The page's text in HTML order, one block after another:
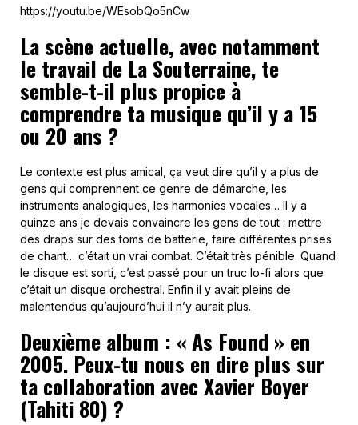
https://youtu.be/WEsobQo5nCw
La scène actuelle, avec notamment
le travail de La Souterraine, te
semble-t-il plus propice à
comprendre ta musique qu’il y a 15
ou 20 ans ?
Le contexte est plus amical, ça veut dire qu’il y a plus de
gens qui comprennent ce genre de démarche, les
instruments analogiques, les harmonies vocales… Il y a
quinze ans je devais convaincre les gens de tout : mettre
des draps sur des toms de batterie, faire différentes prises
de chant… c’était un vrai combat. C’était très pénible. Quand
le disque est sorti, c’est passé pour un truc lo-fi alors que
c’était un disque orchestral. Enfin il y avait pleins de
malentendus qu’aujourd’hui il n’y aurait plus.
Deuxième album : « As Found » en
2005. Peux-tu nous en dire plus sur
ta collaboration avec Xavier Boyer
(Tahiti 80) ?